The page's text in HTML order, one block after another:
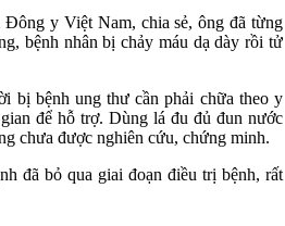
y Việt Nam, chia sẻ, ông đã từng
bệnh nhân bị chảy máu dạ dày rồi tử
bị bệnh ung thư cần phải chữa theo y
để hỗ trợ. Dùng lá đu đủ đun nước
chưa được nghiên cứu, chứng minh.
đã bỏ qua giai đoạn điều trị bệnh, rất